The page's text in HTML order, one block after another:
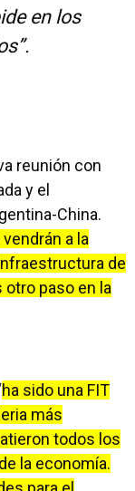
en los
reunión con
y el
China.
a la
de
paso en la
ha sido una FIT
más
todos los
la economía.